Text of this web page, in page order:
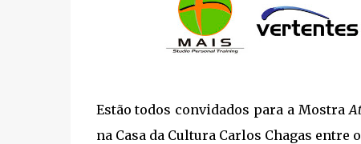
Estão todos convidados para a Mostra
na Casa da Cultura Carlos Chagas entre